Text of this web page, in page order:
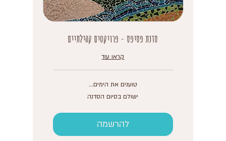
סדנת פסיפס - פרויקטים קהילתיים
קראו עוד
טוענים את הימים...
ישולם בסיום הסדנה
להרשמה